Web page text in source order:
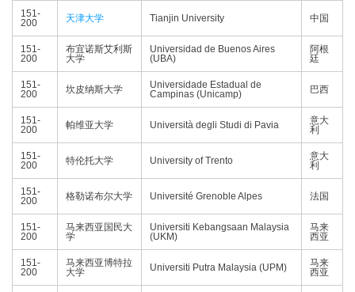
151-
200
天津大学 Tianjin University 中国
151-
200
布宜诺斯艾利斯
大学
Universidad de Buenos Aires
(UBA)
阿根
廷
151-
200
坎皮纳斯大学
Universidade Estadual de
Campinas (Unicamp)
巴西
151-
200
帕维亚大学 Università degli Studi di Pavia
意大
利
151-
200
特伦托大学 University of Trento
意大
利
151-
200
格勒诺布尔大学 Université Grenoble Alpes 法国
151-
200
马来西亚国民大
学
Universiti Kebangsaan Malaysia
(UKM)
马来
西亚
151-
200
马来西亚博特拉
大学
Universiti Putra Malaysia (UPM)
马来
西亚